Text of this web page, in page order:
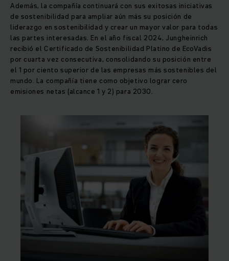
Además, la compañía continuará con sus exitosas iniciativas
de sostenibilidad para ampliar aún más su posición de
liderazgo en sostenibilidad y crear un mayor valor para todas
las partes interesadas. En el año fiscal 2024, Jungheinrich
recibió el Certificado de Sostenibilidad Platino de EcoVadis
por cuarta vez consecutiva, consolidando su posición entre
el 1 por ciento superior de las empresas más sostenibles del
mundo. La compañía tiene como objetivo lograr cero
emisiones netas (alcance 1 y 2) para 2030.